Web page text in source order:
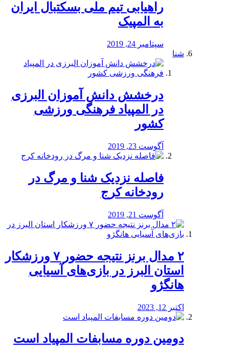
راهیابی تیم ملی بسکتبال ایران
به المپیک
سپتامبر 24, 2019
شنا
درخشش دانش آموزان البرزی
در المپیاد فرهنگی ورزشی
کشور
آگوست 23, 2019
️فاصله نزدیک شنا و مرگ در
رودخانه کرج
آگوست 21, 2019
۲ مدال برنز نتیجه حضور ۷ ورزشکار
استان البرز در بازی‌های آسیایی
هانگژو
اکتبر 12, 2023
دومین دوره مسابفات المپیاد است